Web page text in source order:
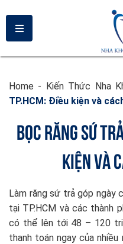
Home - Kiến Thức Nha
TP.HCM: Điều kiện và
BỌC RĂNG SỨ
KIỆN VÀ
Làm răng sứ trả góp ngày
tại TP.HCM và các thành
có thể lên tới 48 – 120
thanh toán ngay của nhiều